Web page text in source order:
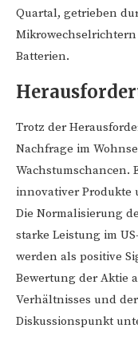
Quartal, getrieben
Batterien.
Trotz der
Nachfrage im
innovativer Produkte
Die Normalisierung
starke Leistung im
werden als positive
Bewertung der Aktie
Verhältnisses und
Diskussionspunkt